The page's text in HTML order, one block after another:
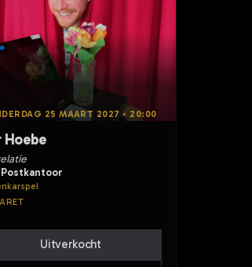
25 MAART 2027 • 20:00
Hoebe
Uitverkocht